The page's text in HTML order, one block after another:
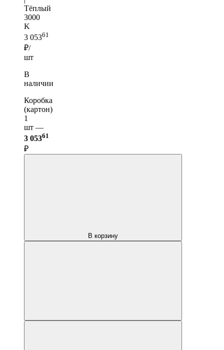
Тёплый
3000
K
3 05361
₽/
шт
В
наличии
Коробка
(картон)
1
шт —
3 05361
₽
В корзину